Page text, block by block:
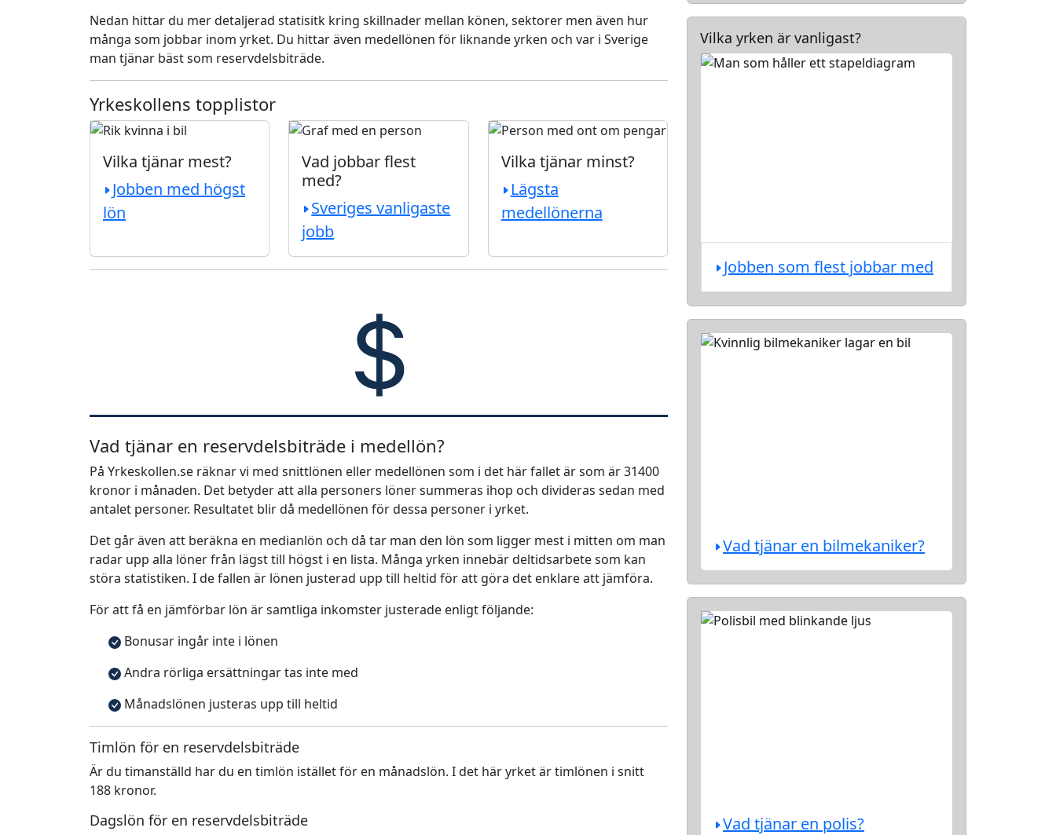
Nedan hittar du mer detaljerad statisitk kring skillnader mellan könen, sektorer men även hur
många som jobbar inom yrket. Du hittar även medellönen för liknande yrken och var i Sverige
man tjänar bäst som reservdelsbiträde.
Yrkeskollens topplistor
Vilka tjänar mest?
Jobben med högst
lön
Vad jobbar flest
med?
Sveriges vanligaste
jobb
Vilka tjänar minst?
Lägsta
medellönerna
Vad tjänar en reservdelsbiträde i medellön?
På Yrkeskollen.se räknar vi med snittlönen eller medellönen som i det här fallet är som är 31400
kronor i månaden. Det betyder att alla personers löner summeras ihop och divideras sedan med
antalet personer. Resultatet blir då medellönen för dessa personer i yrket.
Det går även att beräkna en medianlön och då tar man den lön som ligger mest i mitten om man
radar upp alla löner från lägst till högst i en lista. Många yrken innebär deltidsarbete som kan
störa statistiken. I de fallen är lönen justerad upp till heltid för att göra det enklare att jämföra.
För att få en jämförbar lön är samtliga inkomster justerade enligt följande:
Bonusar ingår inte i lönen
Andra rörliga ersättningar tas inte med
Månadslönen justeras upp till heltid
Timlön för en reservdelsbiträde
Är du timanställd har du en timlön istället för en månadslön. I det här yrket är timlönen i snitt
188 kronor.
Dagslön för en reservdelsbiträde
Vilka yrken är vanligast?
Jobben som flest jobbar med
Vad tjänar en bilmekaniker?
Vad tjänar en polis?